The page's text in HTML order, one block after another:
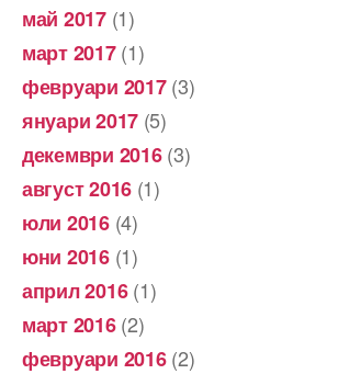
май 2017(1)
март 2017(1)
февруари 2017(3)
януари 2017 (5)
декември 2016(3)
август 2016 (1)
юли 2016(4)
юни 2016(1)
април 2016(1)
март 2016(2)
февруари 2016(2)